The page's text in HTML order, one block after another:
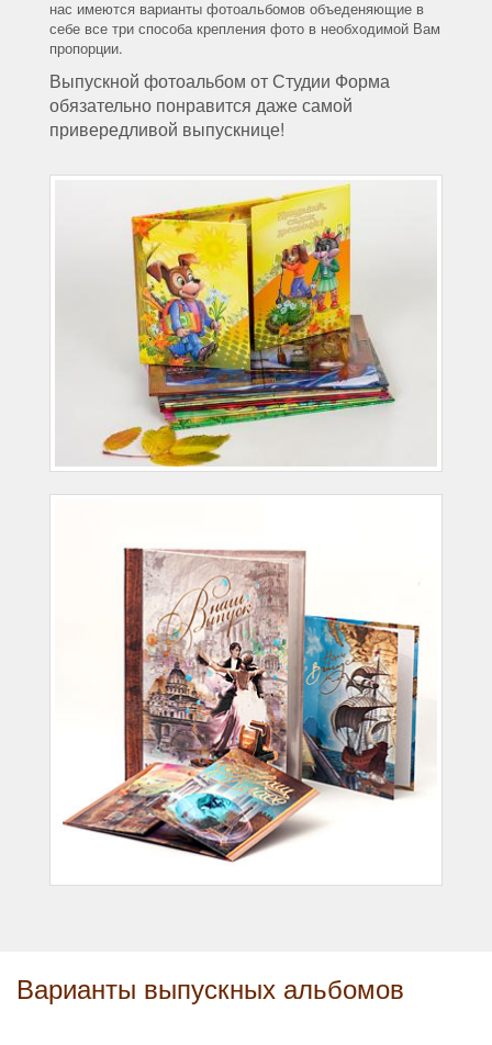
нас имеются варианты фотоальбомов объеденяющие в
себе все три способа крепления фото в необходимой Вам
пропорции.
Выпускной фотоальбом от Студии Форма
обязательно понравится даже самой
привередливой выпускнице!
Варианты выпускных альбомов